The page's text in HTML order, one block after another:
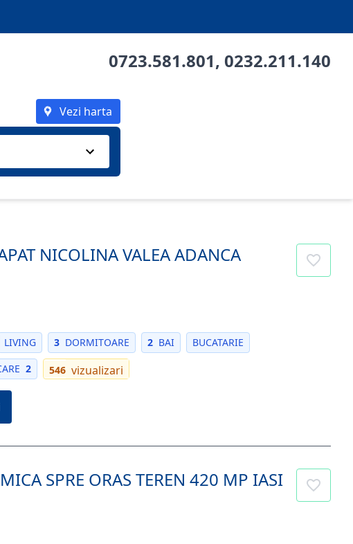
0723.581.801, 0232.211.140
Vezi harta
NICOLINA VALEA ADANCA
LIVING DORMITOARE
3 BAI
2
BUCATARIE
2 vizualizari
546
SPRE ORAS TEREN 420 MP IASI